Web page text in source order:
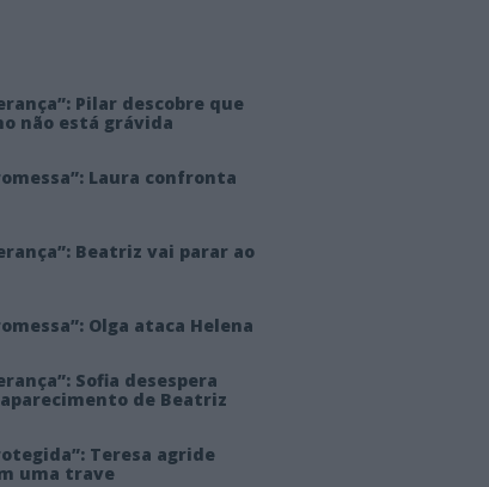
Pilar descobre que
não está grávida
Laura confronta
Beatriz vai parar ao
Olga ataca Helena
Sofia desespera
de Beatriz
Teresa agride
uma trave